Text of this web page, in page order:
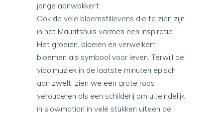
jonge aanwakkert.
Ook de vele bloemstillevens die te zien zijn
in het Mauritshuis vormen een inspiratie.
Het groeien, bloeien en verwelken:
bloemen als symbool voor leven. Terwijl de
vioolmuziek in de laatste minuten episch
aan zwelt, zien we een grote roos
verouderen als een schilderij om uiteindelijk
in slowmotion in vele stukken uiteen de